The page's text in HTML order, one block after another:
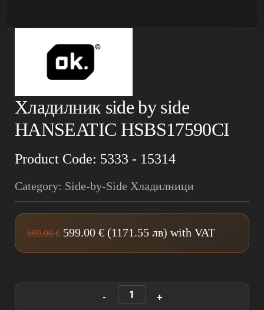
Хладилник side by side
HANSEATIC HSBS17590CI
Product Code: 5333 - 15314
Category: Side-by-Side Хладилници
669.00 € 599.00 € (1171.55 лв) with VAT